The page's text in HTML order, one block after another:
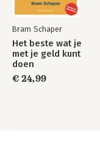
Bram Schaper
Het beste wat je
met je geld kunt
doen
€ 24,99